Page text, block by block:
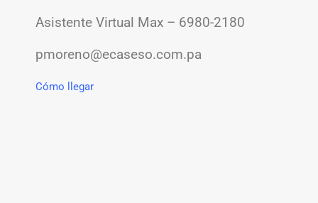
Asistente Virtual Max – 6980-2180
pmoreno@ecaseso.com.pa
Cómo llegar